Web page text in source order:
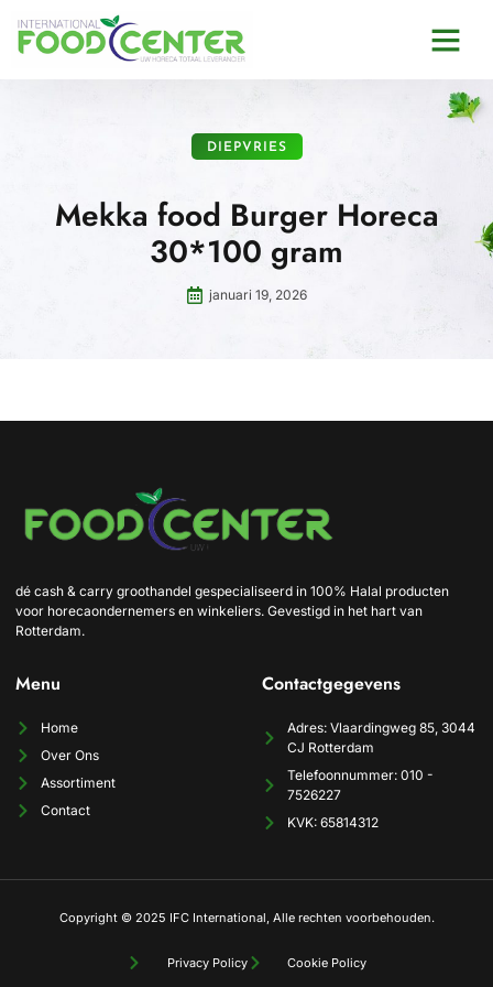
DIEPVRIES
Mekka food Burger Horeca
30*100 gram
januari 19, 2026
dé cash & carry groothandel gespecialiseerd in 100% Halal producten
voor horecaondernemers en winkeliers. Gevestigd in het hart van
Rotterdam.
Menu
Home
Over Ons
Assortiment
Contact
Contactgegevens
Adres: Vlaardingweg 85, 3044
CJ Rotterdam
Telefoonnummer: 010 -
7526227
KVK: 65814312
Copyright © 2025 IFC International, Alle rechten voorbehouden.
Privacy Policy Cookie Policy